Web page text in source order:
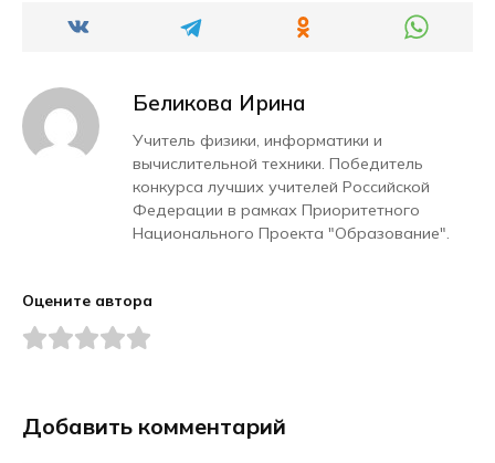
Беликова Ирина
Учитель физики, информатики и
вычислительной техники. Победитель
конкурса лучших учителей Российской
Федерации в рамках Приоритетного
Национального Проекта "Образование".
Оцените автора
Добавить комментарий